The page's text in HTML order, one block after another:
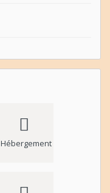
Hébergement